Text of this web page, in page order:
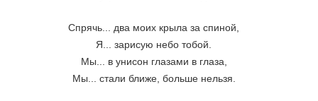
Спрячь... два моих крыла за спиной,
Я... зарисую небо тобой.
Мы... в унисон глазами в глаза,
Мы... стали ближе, больше нельзя.